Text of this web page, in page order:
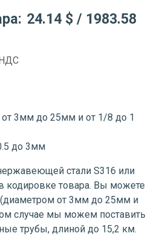
24.14 $ / 1983.58
НДС
3мм до 25мм и от 1/8 до 1
до 3мм
стали S316 или
кодировке товара. Вы можете
от 3мм до 25мм и
случае мы можем поставить
трубы, длиной до 15,2 км.